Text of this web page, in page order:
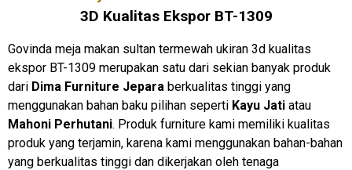
3D Kualitas Ekspor BT-1309
Govinda meja makan sultan termewah ukiran 3d kualitas
ekspor BT-1309 merupakan satu dari sekian banyak produk
dari Dima Furniture Jepara berkualitas tinggi yang
menggunakan bahan baku pilihan seperti Kayu Jati atau
Mahoni Perhutani. Produk furniture kami memiliki kualitas
produk yang terjamin, karena kami menggunakan bahan-bahan
yang berkualitas tinggi dan dikerjakan oleh tenaga